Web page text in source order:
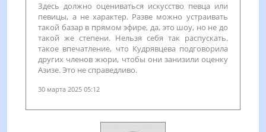
Здесь должно оцениваться искусство певца или
певицы, а не характер. Разве можно устраивать
такой базар в прямом эфире, да, это шоу, но не до
такой же степени. Нельзя себя так распускать.
такое впечатление, что Кудрявцева подговорила
других членов жюри, чтобы они занизили оценку
Азизе. Это не справедливо.
30 марта 2025 05:12